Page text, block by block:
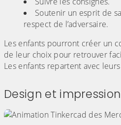
Soutenir un esprit de
respect de l’adversaire.
Les enfants pourront créer un
de leur choix pour retrouver
Les enfants repartent avec
Design et